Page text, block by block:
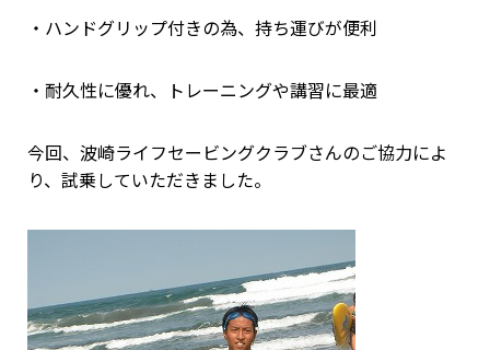
・ハンドグリップ付きの為、持ち運びが便利
・耐久性に優れ、トレーニングや講習に最適
今回、波崎ライフセービングクラブさんのご協力によ
り、試乗していただきました。